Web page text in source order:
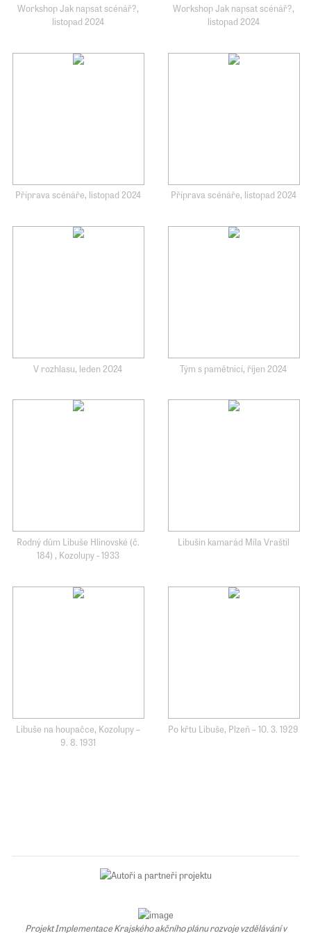
Workshop Jak napsat scénář?,
listopad 2024
Workshop Jak napsat scénář?,
listopad 2024
Příprava scénáře, listopad 2024 Příprava scénáře, listopad 2024
V rozhlasu, leden 2024 Tým s pamětnicí, říjen 2024
Rodný dům Libuše Hlinovské (č.
184) , Kozolupy - 1933
Libušin kamarád Míla Vraštil
Libuše na houpačce, Kozolupy –
9. 8. 1931
Po křtu Libuše, Plzeň – 10. 3. 1929
Projekt Implementace Krajského akčního plánu rozvoje vzdělávání v